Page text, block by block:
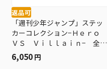
返品可
「週刊少年ジャンプ」ステッ
カーコレクション−Ｈｅｒｏ
ＶＳ Ｖｉｌｌａｉｎ− 全種
セット （全２２種入り）
ＢＤ４−ＪＦ
6,050 円